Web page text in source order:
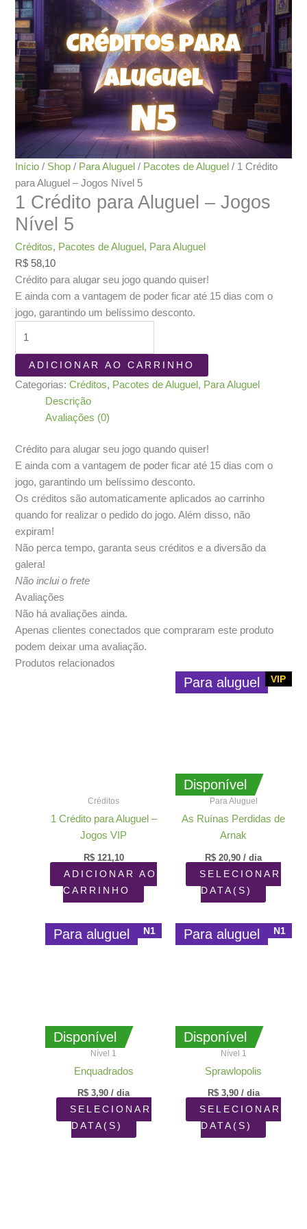
Início / Shop / Para Aluguel / Pacotes de Aluguel / 1 Crédito
para Aluguel – Jogos Nível 5
1 Crédito para Aluguel – Jogos
Nível 5
Créditos, Pacotes de Aluguel , Para Aluguel
R$ 58,10
Crédito para alugar seu jogo quando quiser!
E ainda com a vantagem de poder ficar até 15 dias com o
jogo, garantindo um belíssimo desconto.
para
Aluguel
5
quantidade
ADICIONAR AO CARRINHO
Categorias:Créditos, Pacotes de Aluguel , Para Aluguel
Descrição
Avaliações (0)
Crédito para alugar seu jogo quando quiser!
E ainda com a vantagem de poder ficar até 15 dias com o
jogo, garantindo um belíssimo desconto.
Os créditos são automaticamente aplicados ao carrinho
quando for realizar o pedido do jogo. Além disso, não
expiram!
Não perca tempo, garanta seus créditos e a diversão da
galera!
Não inclui o frete
Avaliações
Não há avaliações ainda.
Apenas clientes conectados que compraram este produto
podem deixar uma avaliação.
Produtos relacionados
Créditos
1 Crédito para Aluguel –
Jogos VIP
R$121,10
ADICIONAR AO
CARRINHO
Disponível
Para aluguel VIP
Para Aluguel
As Ruínas Perdidas de
Arnak
R$ 20,90 / dia
SELECIONAR
DATA(S)
Disponível
Para aluguel N1
Nível 1
Enquadrados
R$ 3,90 / dia
SELECIONAR
DATA(S)
Disponível
Para aluguel N1
Nível 1
Sprawlopolis
R$3,90/ dia
SELECIONAR
DATA(S)